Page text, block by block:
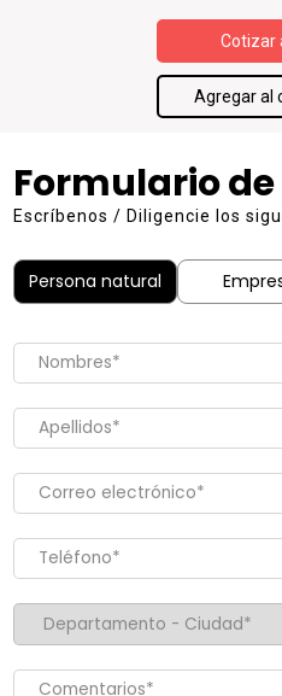
Cotizar
Agregar al
Formulario
Escríbenos / Diligencie los
Persona natural